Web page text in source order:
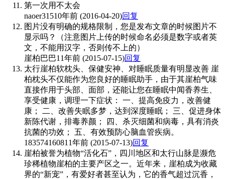
第一次用不太会
naoer31510年前 (2016-04-20)回复
图片没有明确的规格限制，您是发布文章的时候图片不
显示吗？（注意图片上传的时候命名必须是数字或者英
文，不能用汉字，否则传不上的）
崖柏巴巴11年前 (2015-07-15)回复
太行崖柏软枕头、保健安神、对睡眠质量有明显改善 崖
柏枕头不仅能作为您良好的睡眠助手，由于其崖柏气味
直接作用于头部、面部，还能让您在睡眠中闻香养生、
享受健康，调理一下症状： 一、提高免疫力，改善健
康； 二、改善失眠多梦，达到深度睡眠； 三、促进身体
新陈代谢，排毒养颜； 四、杀灭细菌和病毒，具有消炎
抗菌的功效； 五、有效预防心脑血管疾病。
183574160811年前 (2015-07-13)回复
崖柏被誉为植物“活化石”，四川地区和太行山脉是濒危
珍稀植物崖柏的主要产区之一。近年来，崖柏成为收藏
界的“新宠”，有爱好者甚至认为，它的香气超过沉香，